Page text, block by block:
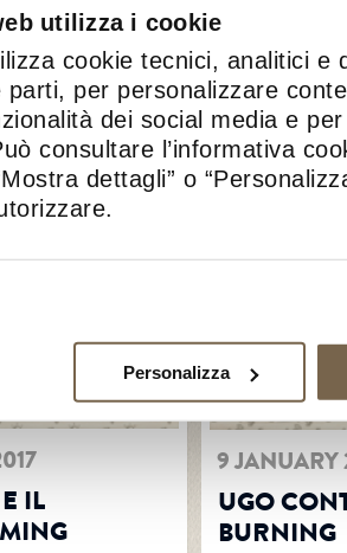
utilizza i cookie
cookie tecnici, analitici e
parti, per personalizzare
dei social media e
consultare l’informativa
dettagli” o
Personalizza
network è
lo gusta gli
di condividerlo e
>>
VICTIM
L’unica cosa
moda,
Cademartori!
VAI
IL
9 JANUARY
UGO
BURNING